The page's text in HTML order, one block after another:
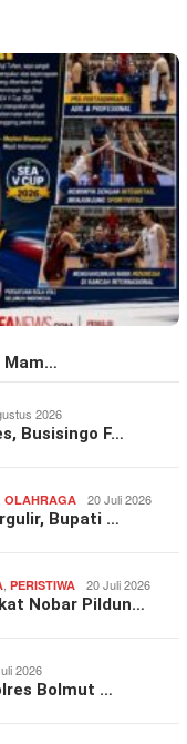
Mam…
2026
Busisingo F…
OLAHRAGA 20 Juli 2026
Bupati …
PERISTIWA 20 Juli 2026
Nobar Pildun…
2026
Bolmut …